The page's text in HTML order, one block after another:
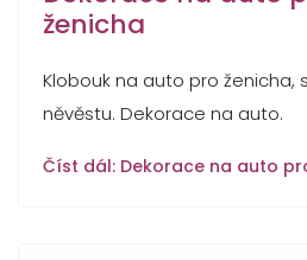
ženicha
Klobouk na auto pro ženicha,
něvěstu. Dekorace na auto.
Číst dál: Dekorace na auto